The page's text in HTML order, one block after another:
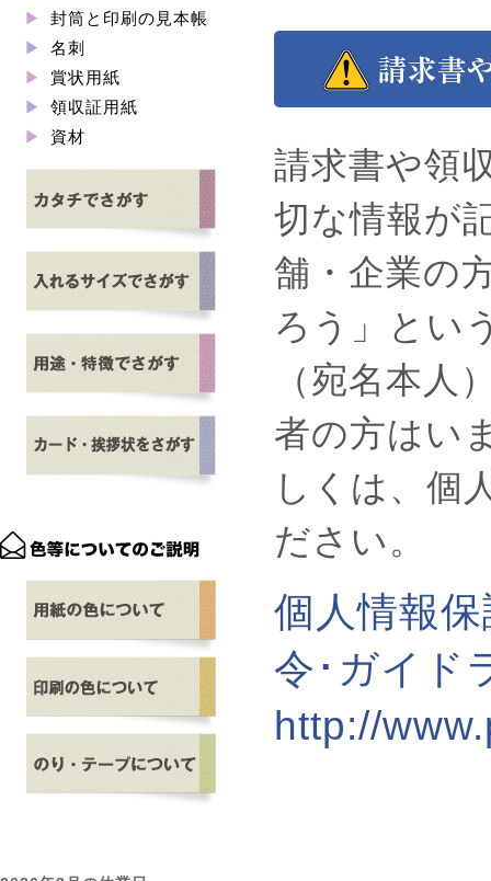
封筒と印刷の見本帳
名刺
賞状用紙
領収証用紙
資材
請求書や領
切な情報が
舗・企業の
ろう」とい
（宛名本
者の方はい
しくは、個
ださい。
個人情報
令･ガイド
http://